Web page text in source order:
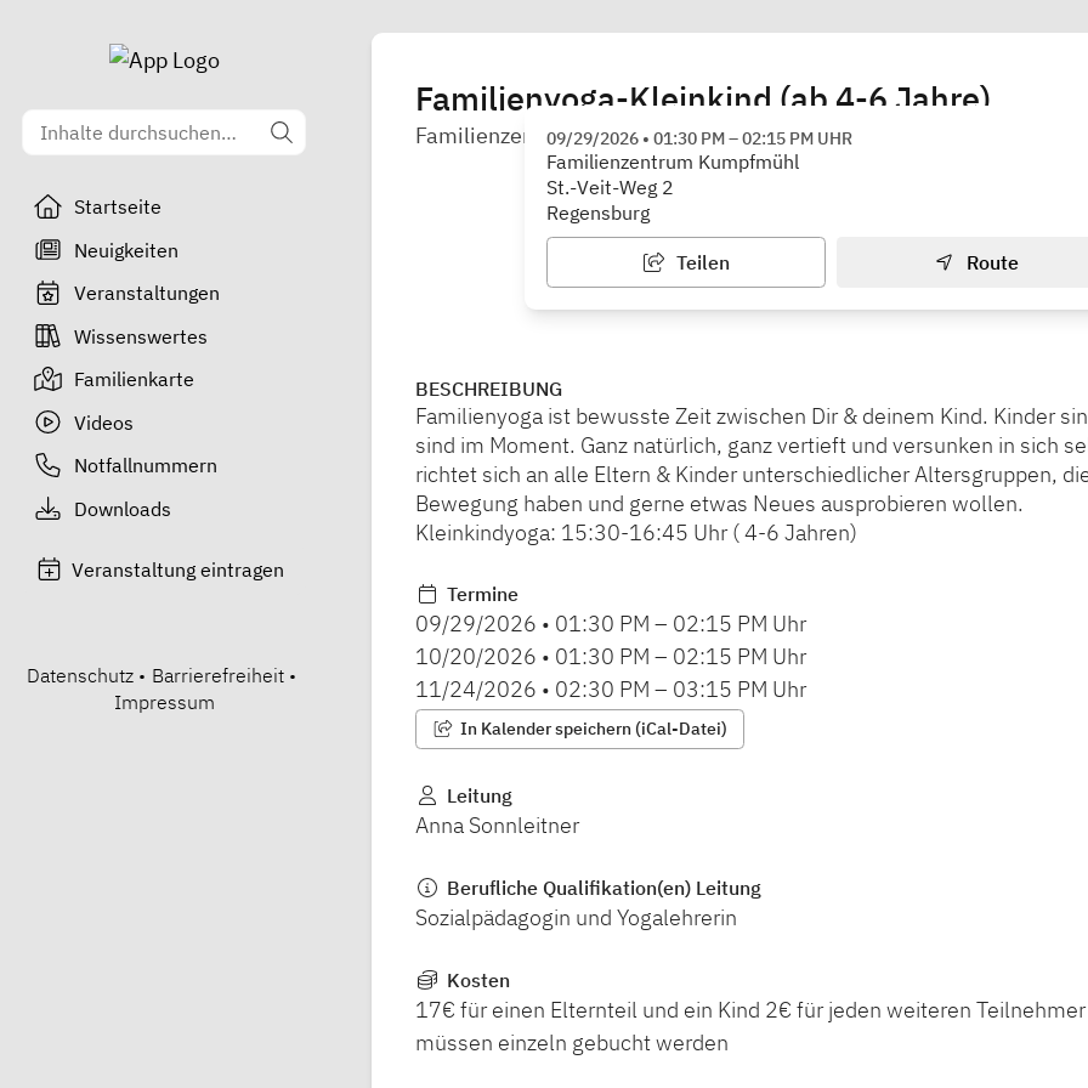
Startseite
Neuigkeiten
Veranstaltungen
Wissenswertes
Familienkarte
Videos
Notfallnummern
Downloads
Veranstaltung eintragen
Datenschutz • Barrierefreiheit •
Impressum
Familienyoga-Kleinkind (ab 4-6 Jahre)
Familienzentrum Kumpfmühl, Familienstützpunkt
09/29/2026 • 01:30 PM–02:15 PM UHR
Familienzentrum Kumpfmühl
St.-Veit-Weg 2
Regensburg
Teilen Route
BESCHREIBUNG
Familienyoga ist bewusste Zeit zwischen Dir & deinem Kind. Kinder
sind im Moment. Ganz natürlich, ganz vertieft und versunken in sich
richtet sich an alle Eltern & Kinder unterschiedlicher Altersgruppen,
Bewegung haben und gerne etwas Neues ausprobieren wollen.
Kleinkindyoga: 15:30-16:45 Uhr ( 4-6 Jahren)
Termine
09/29/2026 • 01:30 PM – 02:15 PM Uhr
10/20/2026 • 01:30 PM – 02:15 PM Uhr
11/24/2026 • 02:30 PM – 03:15 PM Uhr
In Kalender speichern (iCal-Datei)
Leitung
Anna Sonnleitner
Berufliche Qualifikation(en) Leitung
Sozialpädagogin und Yogalehrerin
Kosten
17€ für einen Elternteil und ein Kind 2€ für jeden weiteren
müssen einzeln gebucht werden